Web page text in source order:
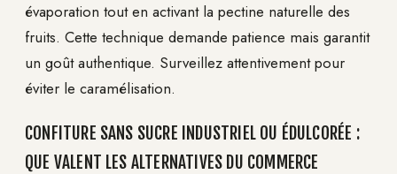
évaporation tout en activant la pectine naturelle des
fruits. Cette technique demande patience mais garantit
un goût authentique. Surveillez attentivement pour
éviter le caramélisation.
CONFITURE SANS SUCRE INDUSTRIEL OU ÉDULCORÉE :
QUE VALENT LES ALTERNATIVES DU COMMERCE